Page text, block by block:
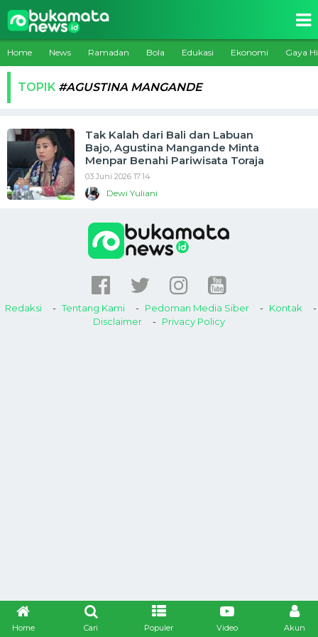
Home Cari Populer Video Akun
Home News Ramadan Bola Edukasi Ekonomi Gaya
TOPIK #AGUSTINA MANGANDE
Tak Kalah dari Bali dan Labuan
Bajo, Agustina Mangande Minta
Menpar Benahi Pariwisata Toraja
03 Juni 2026 17:14
Dewi Yuliani
Redaksi Tentang Kami Pedoman Media Siber
Kontak
Disclaimer
Privacy Policy